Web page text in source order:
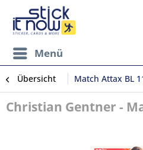
Menü
Übersicht Match Attax BL
Christian Gentner -